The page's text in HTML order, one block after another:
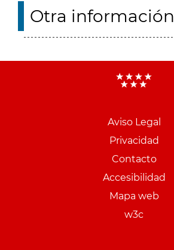
Otra información
Aviso Legal
Privacidad
Contacto
Accesibilidad
Mapa web
w3c